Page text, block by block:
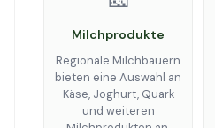
Milchprodukte
Regionale Milchbauern
bieten eine Auswahl an
Käse, Joghurt, Quark
und weiteren